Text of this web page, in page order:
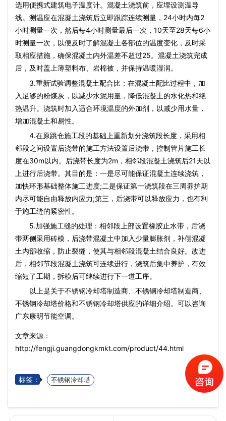
选用便携式建筑电子温度计。混凝土浇筑前，应埋设测温导
线。测温应在混凝土浇筑后立即跟踪连续测量，24小时内每2
小时测量一次，然后每4小时测量最后一次，10天至28天每6小
时测量一次，以便及时了解混凝土各部位的温度变化，及时采
取相应措施，确保混凝土内外温差不超过25。混凝土浇筑完成
后，及时盖上薄塑料布、岩棉被，并保持温暖湿润。
3.重新试验调整混凝土配合比：在混凝土配比过程中，加
入足够的粉煤灰，以减少水泥用量，降低混凝土的水化热和绝
热温升。浇筑时加入适合环境温度的外加剂，以减少用水量，
增加混凝土和易性。
4.在原跳仓施工段的基础上重新划分浇筑段长度，采用相
邻段之间设置后浇带的施工方法设置后浇带，控制管片施工长
度在30m以内。后浇带长度为2m，相邻段混凝土浇筑后21天以
上进行后浇带。其目的是：一是尽可能保证混凝土连续浇筑，
加快环形基础整体施工进度;二是保证第一浇筑段在三周养护期
内尽可能自由释放内应力;第三，后浇带可以释放应力，也有利
于施工缝的紧密性。
5.加强施工缝的处理：相邻段上部设置橡胶止水带，后浇
带两侧采用砖模，后浇带混凝土中加入少量膨胀剂，补偿混凝
土内部收缩，防止裂缝，使其与相邻段混凝土结合良好。改进
后，相邻节段混凝土浇筑可连续进行，浇筑后集中养护，有效
缩短了工期，拆模后可继续进行下一道工序。
以上是关于不锈钢冷却塔制造商、不锈钢冷却塔制造商、
不锈钢冷却塔价格和不锈钢冷却塔供应的详细介绍。可以咨询
广东康明节能空调。
文章来源：
http://fengji.guangdongkmkt.com/product/44.html
标签： 不锈钢冷却塔